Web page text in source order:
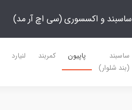
ساسبند و اکسسوری (سی اچ آر مد)
ساسبند
(بند شلوار)
پاپیون کمربند لنیارد